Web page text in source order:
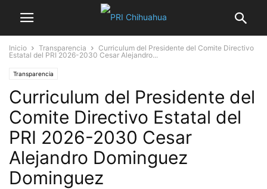
Inicio Transparencia
Curriculum del Presidente del Comite Directivo
Estatal del PRI 2026-2030 Cesar Alejandro...
Transparencia
Curriculum del Presidente del
Comite Directivo Estatal del
PRI 2026-2030 Cesar
Alejandro Dominguez
Dominguez